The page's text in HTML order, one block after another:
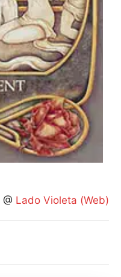
@ Lado Violeta (Web)